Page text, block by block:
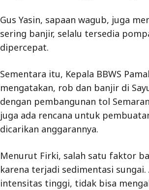
Gus Yasin, sapaan wagub, juga
sering banjir, selalu tersedia
dipercepat.
Sementara itu, Kepala BBWS
mengatakan, rob dan banjir di
dengan pembangunan tol
juga ada rencana untuk
dicarikan anggarannya.
Menurut Firki, salah satu faktor
karena terjadi sedimentasi
intensitas tinggi, tidak bisa